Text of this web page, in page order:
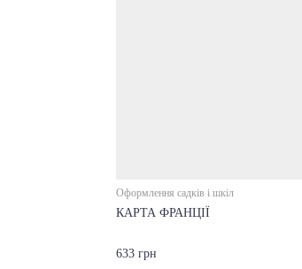
Оформлення садків і шкіл
КАРТА ФРАНЦІЇ
633 грн